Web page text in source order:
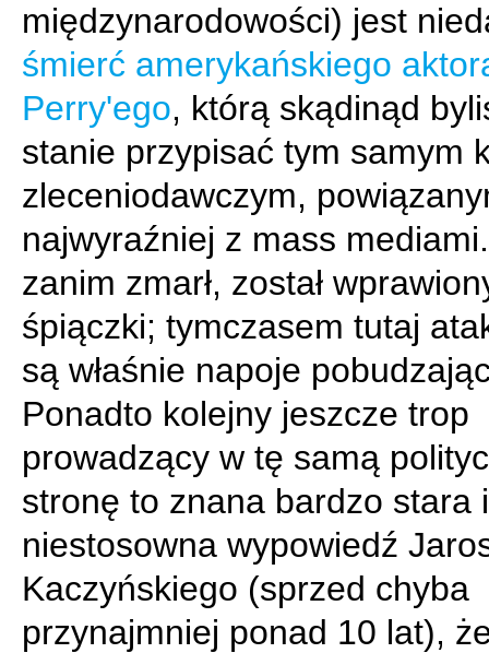
międzynarodowości) jest
śmierć amerykańskiego
Perry'ego, którą skądinąd
stanie przypisać tym samym
zleceniodawczym,
najwyraźniej z mass
zanim zmarł, został
śpiączki; tymczasem tutaj
są właśnie napoje
Ponadto kolejny jeszcze trop
prowadzący w tę samą
stronę to znana bardzo stara i
niestosowna wypowiedź
Kaczyńskiego (sprzed chyba
przynajmniej ponad 10 lat),